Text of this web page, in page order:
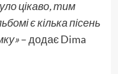
цікаво, тим
є кілька пісень
– додає Dima